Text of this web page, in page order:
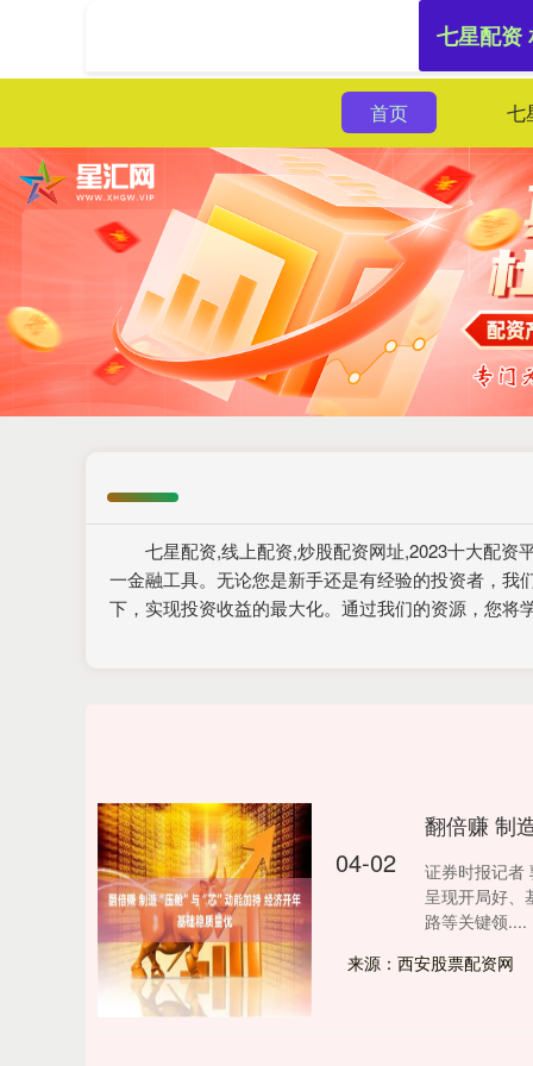
首页 七
七星配资,线上配资,炒股配资网址,2023十大配
一金融工具。无论您是新手还是有经验的投资者，
下，实现投资收益的最大化。通过我们的资源，您
七星配资
04-02
翻倍赚 制
证券时报记者
呈现开局好、
路等关键领....
来源：西安股票配资网